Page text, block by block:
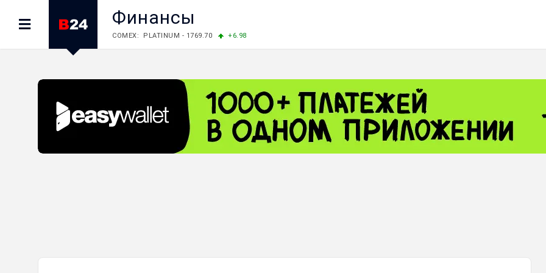
Финансы
LME: ALUMINIUM - 3184.00 -0.27
LME: NICKEL - 17249.00
+0.09 TIN - 55268.00
+2.50
FOREX: EUR/USD - 1.1535
STOCKS RUS: RTSI - 881.14
-1.02
STOCKS US: DOW JONES - 54085.88
+1.71 NASDAQ - 26584.99
+2.59
STOCKS US: S&P 500 - 7736.52
+1.79
STOCKS JAPAN: NIKKEI - 66300.44
+3.66 TOPIX - 4046.17
STOCKS CHINA: HANG SENG - 25915.82
+0.24 SSEC - 3878.43